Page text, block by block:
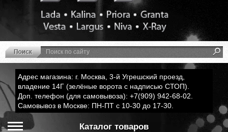
Адрес магазина: г. Москва, 3-й Угрешский проезд,
владение 14Г (зелёные ворота с надписью СТОП).
Доп. телефон (для самовывоза): +7(909) 942-68-02.
Самовывоз в Москве: ПН-ПТ с 10-30 до 17-30.
Каталог товаров